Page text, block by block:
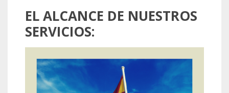
EL ALCANCE DE NUESTROS
SERVICIOS: